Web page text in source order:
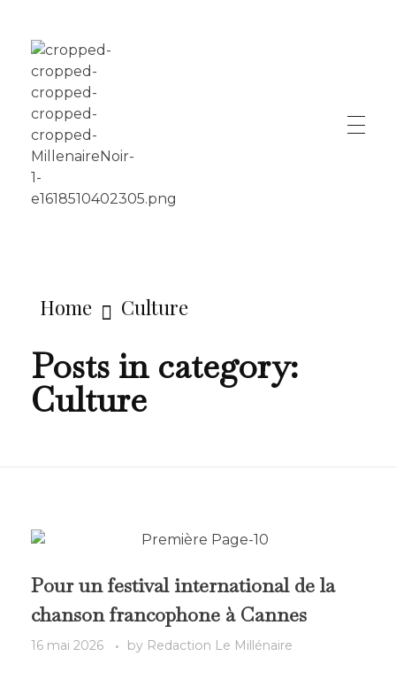
Home Culture
Posts in category:
Culture
Pour un festival international de la
chanson francophone à Cannes
16 mai 2026 by Redaction Le Millénaire